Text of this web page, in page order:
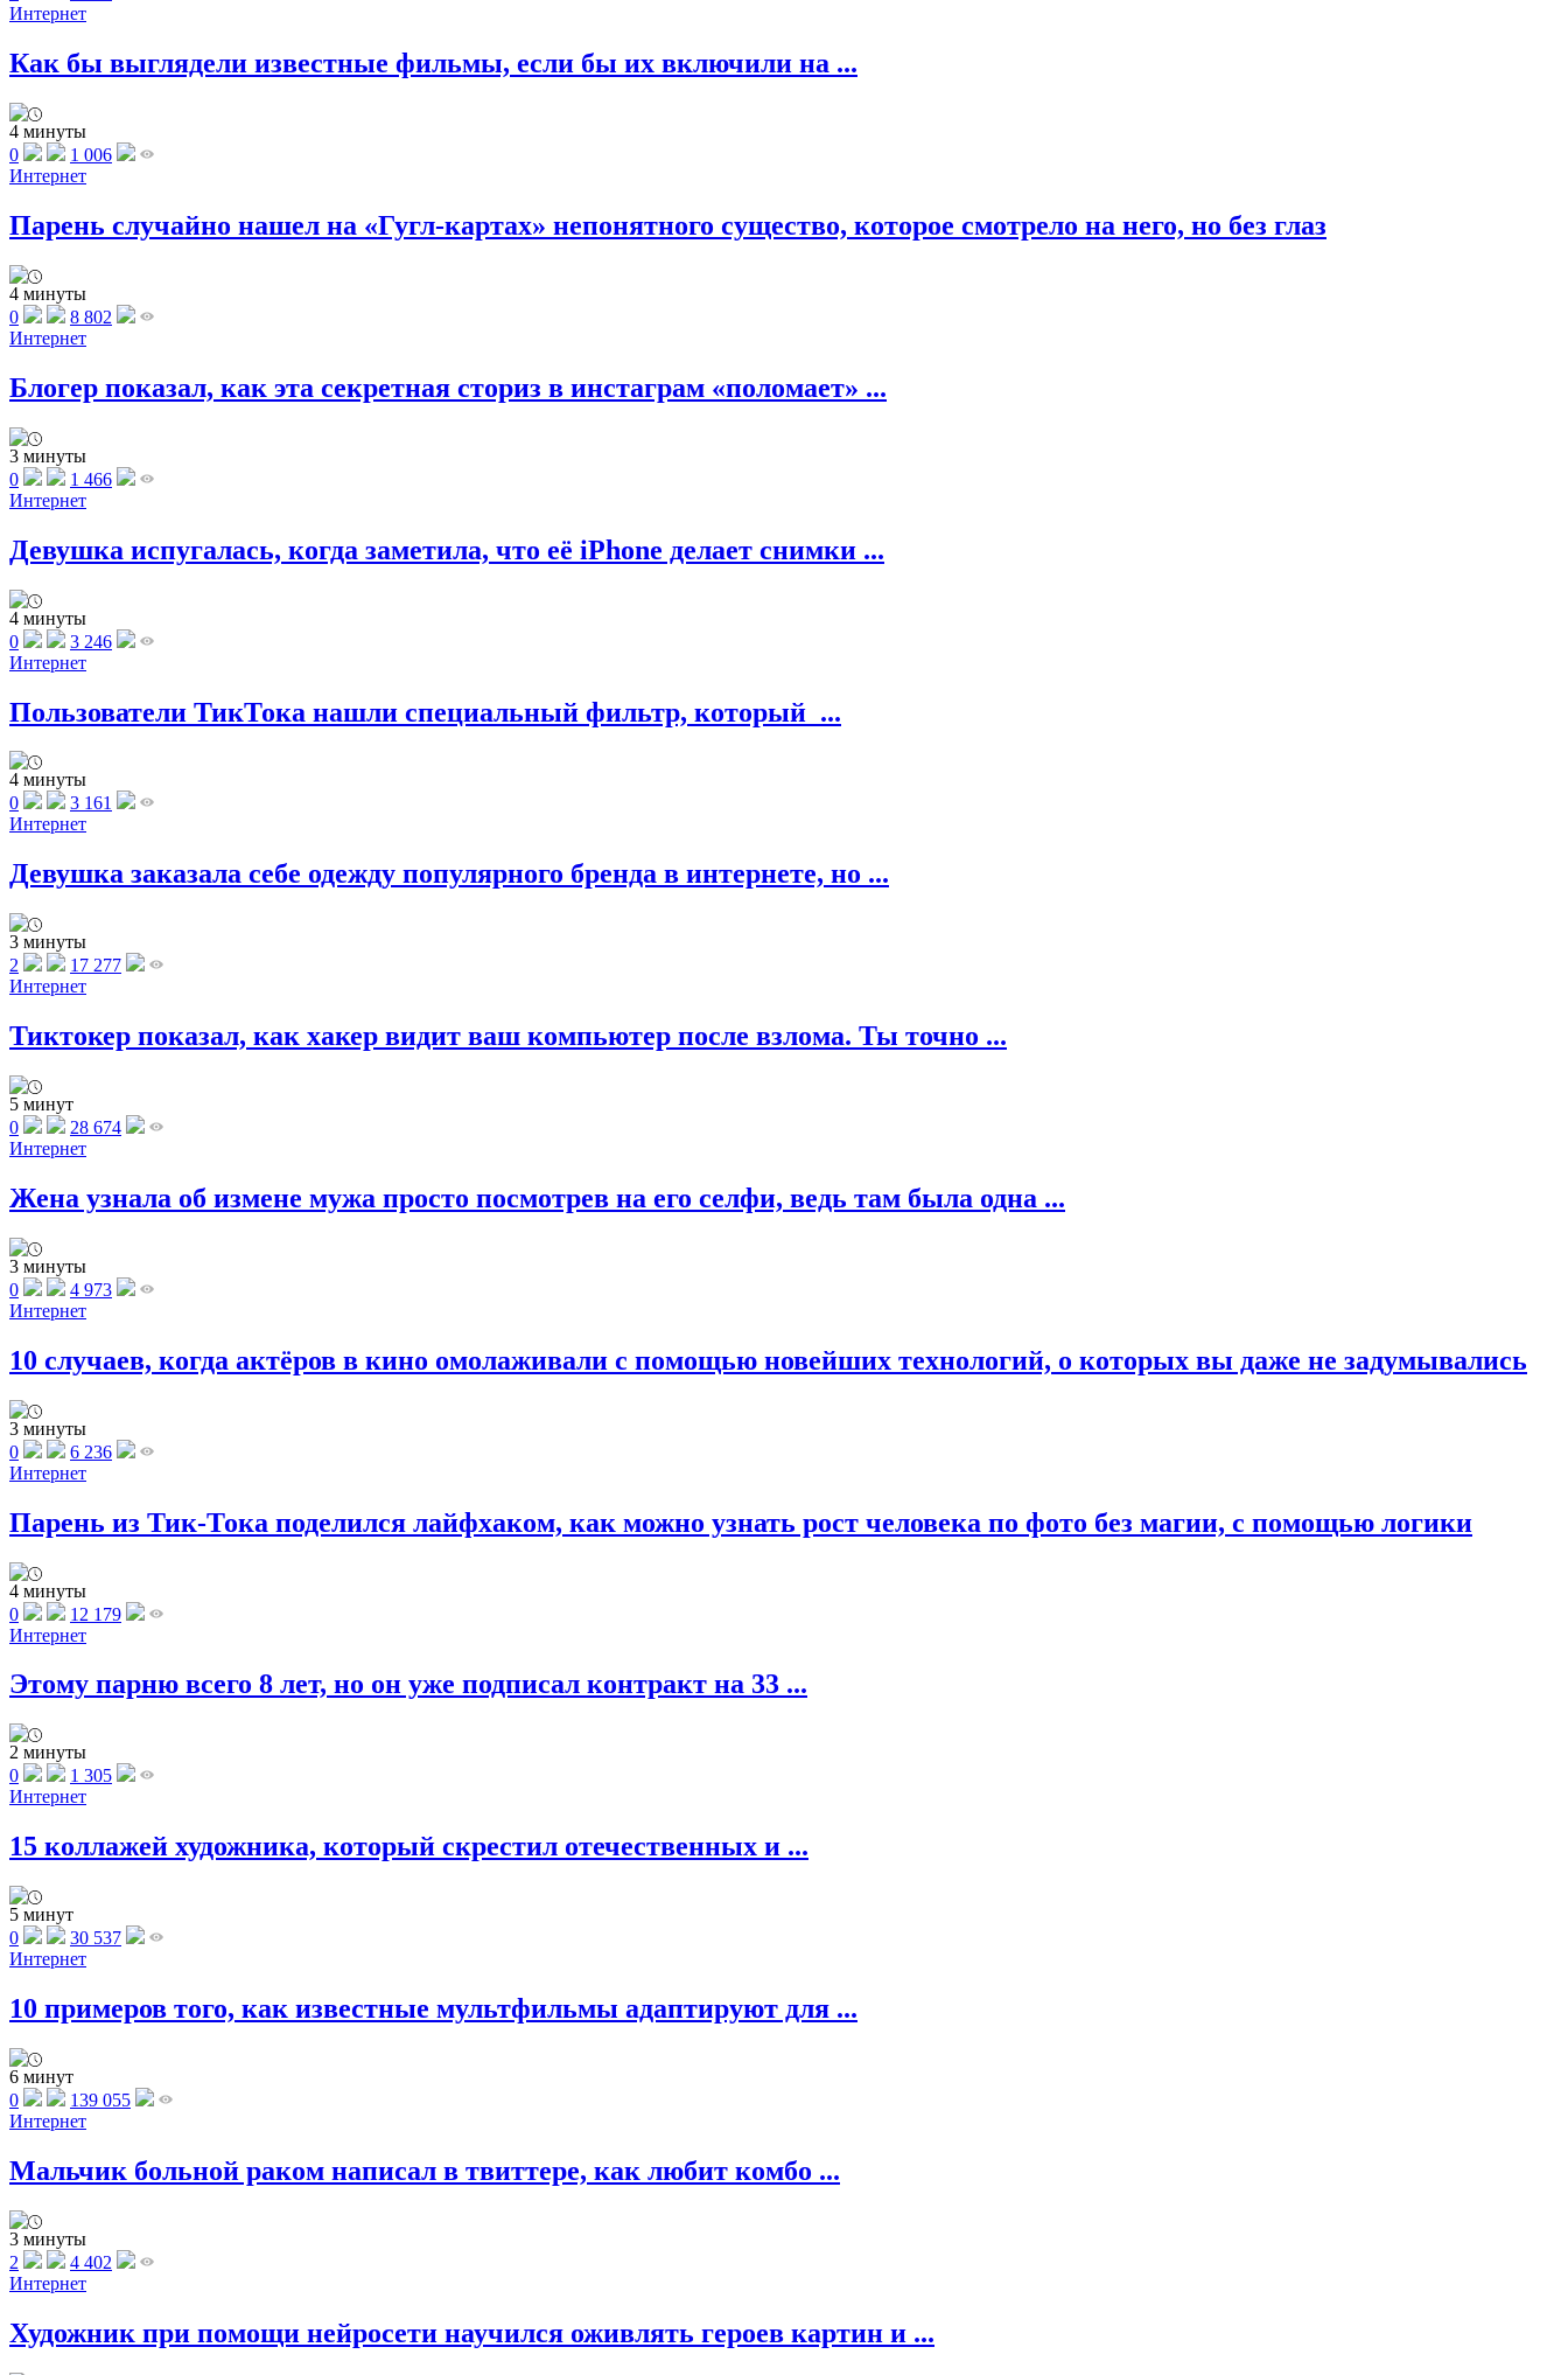
Интернет
Как бы выглядели известные фильмы, если бы их включили на ...
4 минуты
0
1 006
Интернет
Парень случайно нашел на «Гугл-картах» непонятного существо, которое смотрело на него, но без глаз
4 минуты
0
8 802
Интернет
Блогер показал, как эта секретная сториз в инстаграм «поломает» ...
3 минуты
0
1 466
Интернет
Девушка испугалась, когда заметила, что её iPhone делает снимки ...
4 минуты
0
3 246
Интернет
Пользователи ТикТока нашли специальный фильтр, который ...
4 минуты
0
3 161
Интернет
Девушка заказала себе одежду популярного бренда в интернете, но ...
3 минуты
2
17 277
Интернет
Тиктокер показал, как хакер видит ваш компьютер после взлома. Ты точно ...
5 минут
0
28 674
Интернет
Жена узнала об измене мужа просто посмотрев на его селфи, ведь там была одна ...
3 минуты
0
4 973
Интернет
10 случаев, когда актёров в кино омолаживали с помощью новейших технологий, о которых вы даже не задумывались
3 минуты
0
6 236
Интернет
Парень из Тик-Тока поделился лайфхаком, как можно узнать рост человека по фото без магии, с помощью логики
4 минуты
0
12 179
Интернет
Этому парню всего 8 лет, но он уже подписал контракт на 33 ...
2 минуты
0
1 305
Интернет
15 коллажей художника, который скрестил отечественных и ...
5 минут
0
30 537
Интернет
10 примеров того, как известные мультфильмы адаптируют для ...
6 минут
0
139 055
Интернет
Мальчик больной раком написал в твиттере, как любит комбо ...
3 минуты
2
4 402
Интернет
Художник при помощи нейросети научился оживлять героев картин и ...